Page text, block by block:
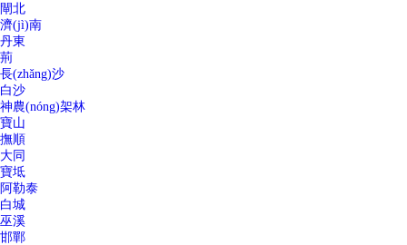
閘北
濟(jì)南
丹東
荊
長(zhǎng)沙
白沙
神農(nóng)架林
寶山
撫順
大同
寶坻
阿勒泰
白城
巫溪
邯鄲